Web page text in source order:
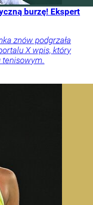
burzę! Ekspert
znów podgrzała
X wpis, który
tenisowym.